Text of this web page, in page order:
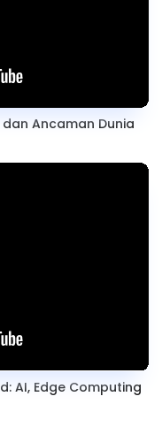
Ancaman Dunia
AI, Edge Computing